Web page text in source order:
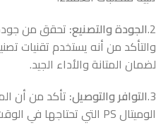
2. الجودة والتصنيع: تحقق من
والتأكد من أنه يستخدم تقنيات
لضمان المتانة والأداء الجيد.
3. التوافر والتوصيل: تأكد من أن
الوميتال PS التي تحتاجها في الوقت المطلوب وبسعر مناسب.